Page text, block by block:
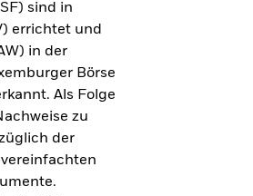
sind in
errichtet und
in der
Börse
Als Folge
zu
der